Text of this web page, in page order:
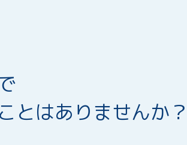
とはありませんか？